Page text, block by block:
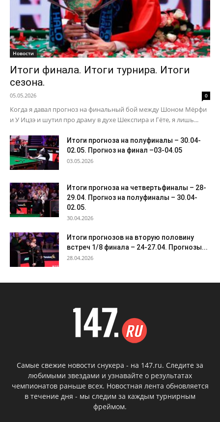
Новости
Итоги финала. Итоги турнира. Итоги
сезона.
05.05.2026 0
Когда я давал прогноз на финальный бой между Шоном Мёрфи
и У Ицзэ и шутил про драму в духе Шекспира и Гёте, я лишь...
Итоги прогноза на полуфиналы – 30.04-
02.05. Прогноз на финал –03-04.05
03.05.2026
Итоги прогноза на четвертьфиналы – 28-
29.04. Прогноз на полуфиналы – 30.04-
02.05.
30.04.2026
Итоги прогнозов на вторую половину
встреч 1/8 финала – 24-27.04. Прогнозы...
28.04.2026
Самые свежие новости снукера - на 147.ru. Следите за
любимыми звездами и узнавайте о результатах
чемпионатов раньше всех. Новостная лента обновляется
в течение дня - мы следим за каждым турнирным
фреймом.